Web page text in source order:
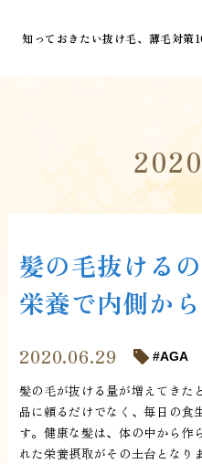
知っておきたい抜け毛、薄毛対策
髪の毛抜ける
栄養で内側か
2020.06.29 AGA
髪の毛が抜ける量が増えてきた
品に頼るだけでなく、毎日の食
す。健康な髪は、体の中から作
れた栄養摂取がその土台となり